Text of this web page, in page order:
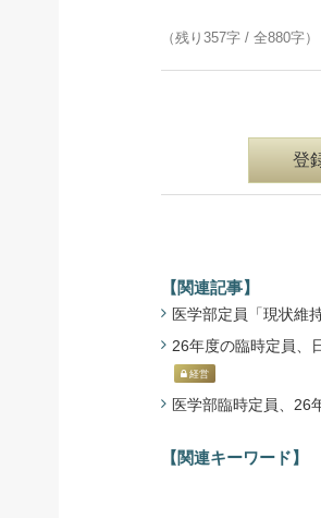
（残り357字 / 全880字）
登
【関連記事】
医学部定員「現状維
26年度の臨時定員、
経営
医学部臨時定員、26
【関連キーワード】